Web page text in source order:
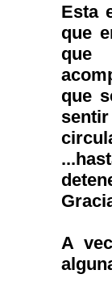
Esta
que
que
que
A